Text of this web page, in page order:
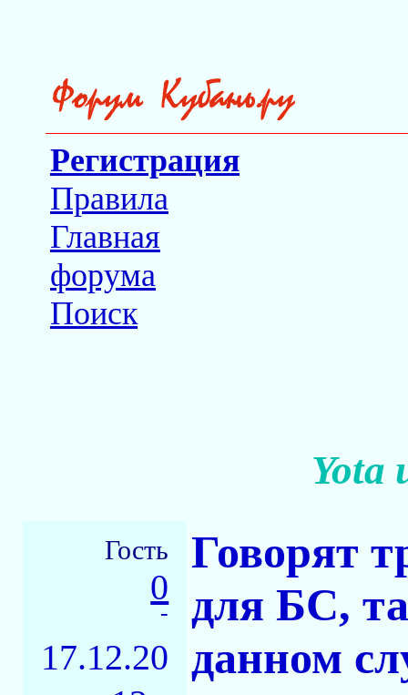
Регистрация
Правила
Главная
форума
Поиск
Yota
Гость
0
-
17.12.20
Говорят
для БС,
данном